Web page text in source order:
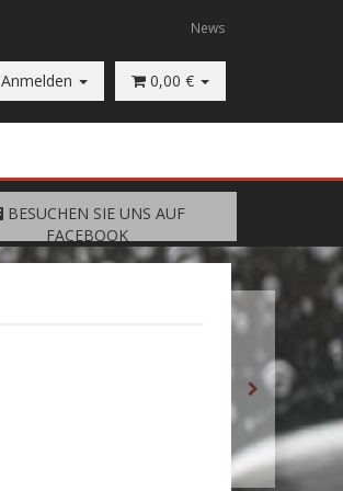
News
Anmelden 0,00 €
BESUCHEN SIE UNS AUF
FACEBOOK
BESUCHEN SIE UNS AUF
FACEBOOK